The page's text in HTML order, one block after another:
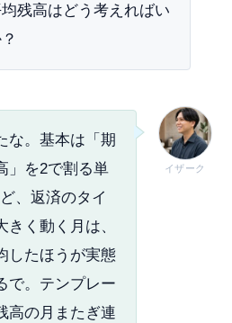
残高はどう考えればい
イザーク
な。基本は「期
」を2で割る単
、返済のタイ
きく動く月は、
したほうが実態
で。テンプレー
高の月またぎ連